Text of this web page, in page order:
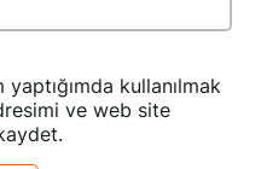
kullanılmak
ve web site